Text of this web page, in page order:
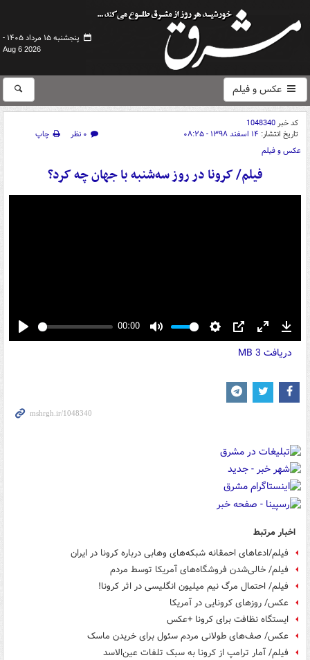
پنجشنبه ۱۵ مرداد ۱۴۰۵ -
Aug 6 2026
عکس و فیلم
کد خبر1048340
تاریخ انتشار: ۱۴ اسفند ۱۳۹۸ - ۰۸:۲۵ ۰ نظر
چاپ
عکس و فیلم
فیلم/ کرونا در روز سه‌شنبه با جهان چه کرد؟
Play
00:00
Mute Settings
PIP Enter
fullscreen
دریافت 3 MB
اخبار مرتبط
فیلم/ادعاهای احمقانه شبکه‌های وهابی درباره کرونا در ایران
فیلم/ خالی‌شدن فروشگاه‌های آمریکا توسط مردم
فیلم/ احتمال مرگ نیم میلیون انگلیسی در اثر کرونا!
عکس/ روزهای کرونایی در آمریکا
ایستگاه نظافت برای کرونا +عکس
عکس/ صف‌های طولانی مردم سئول برای خریدن ماسک
فیلم/ آمار ترامپ از کرونا به سبک تلفات عین‌الاسد